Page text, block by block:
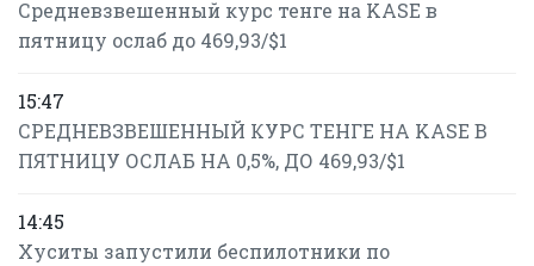
Средневзвешенный курс тенге на KASE в
пятницу ослаб до 469,93/$1
15:47
СРЕДНЕВЗВЕШЕННЫЙ КУРС ТЕНГЕ НА KASE В
ПЯТНИЦУ ОСЛАБ НА 0,5%, ДО 469,93/$1
14:45
Хуситы запустили беспилотники по